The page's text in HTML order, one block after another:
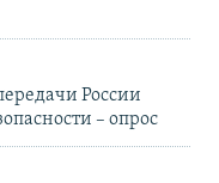
России
– опрос